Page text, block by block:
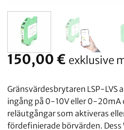
150,00 € exklusive
Gränsvärdesbrytaren LSP-LVS
ingång på 0-10V eller 0-20mA
reläutgångar som aktiveras
fördefinierade börvärden.